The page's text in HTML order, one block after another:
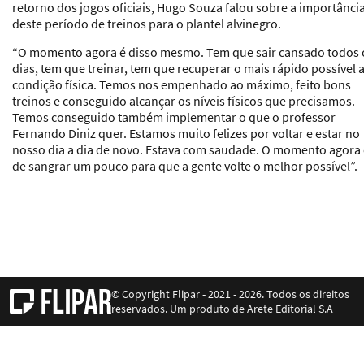
retorno dos jogos oficiais, Hugo Souza falou sobre a
deste período de treinos para o plantel alvinegro.
“O momento agora é disso mesmo. Tem que sair cansado todos
dias, tem que treinar, tem que recuperar o mais rápido possível a
condição física. Temos nos empenhado ao máximo, feito bons
treinos e conseguido alcançar os níveis físicos que precisamos.
Temos conseguido também implementar o que o professor
Fernando Diniz quer. Estamos muito felizes por voltar e estar no
nosso dia a dia de novo. Estava com saudade. O momento agora
de sangrar um pouco para que a gente volte o melhor possível”.
© Copyright Flipar - 2021 - 2026. Todos os direitos
reservados. Um produto de Arete Editorial S.A